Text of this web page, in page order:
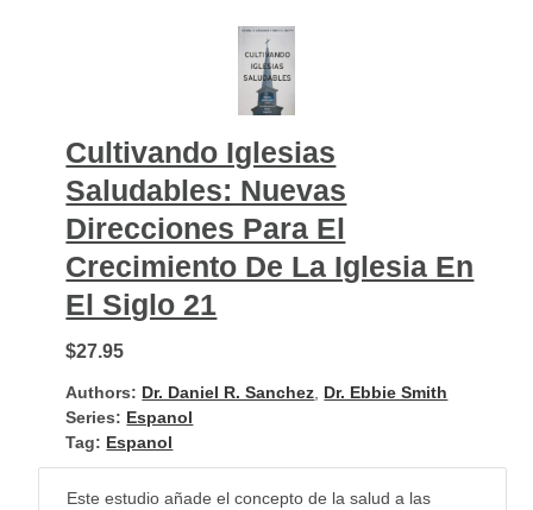
Cultivando Iglesias
Saludables: Nuevas
Direcciones Para El
Crecimiento De La Iglesia En
El Siglo 21
$27.95
Authors: Dr. Daniel R. Sanchez, Dr. Ebbie Smith
Series: Espanol
Tag: Espanol
Este estudio añade el concepto de la salud a las